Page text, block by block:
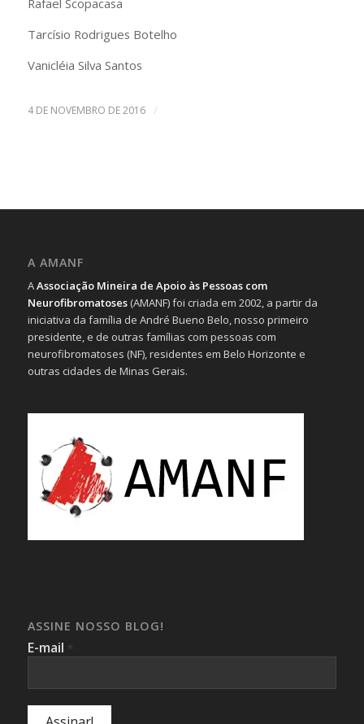
Rafael Scopacasa
Tarcísio Rodrigues Botelho
Vanicléia Silva Santos
4 DE NOVEMBRO DE 2016 /
A AMANF
AAssociação Mineira de Apoio às Pessoas com
Neurofibromatoses(AMANF) foi criada em 2002, a partir da
iniciativa da família de André Bueno Belo, nosso primeiro
presidente, e de outras famílias com pessoas com
neurofibromatoses (NF), residentes em Belo Horizonte e
outras cidades de Minas Gerais.
ASSINE NOSSO BLOG!
E-mail *